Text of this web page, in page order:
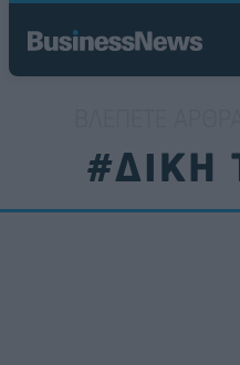
#ΔΙΚΗ